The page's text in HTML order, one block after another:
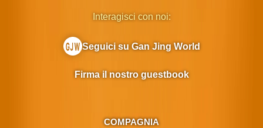
COMPAGNIA
Interagisci con noi:
Seguici su Gan Jing World
Firma il nostro guestbook